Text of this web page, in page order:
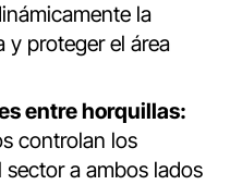
la
y proteger el área
entre horquillas:
controlan los
a ambos lados